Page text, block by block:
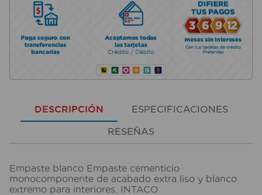
DESCRIPCIÓN ESPECIFICACIONES
RESEÑAS
Empaste blanco Empaste cementicio
monocomponente de acabado extra liso y blanco
extremo para interiores. INTACO